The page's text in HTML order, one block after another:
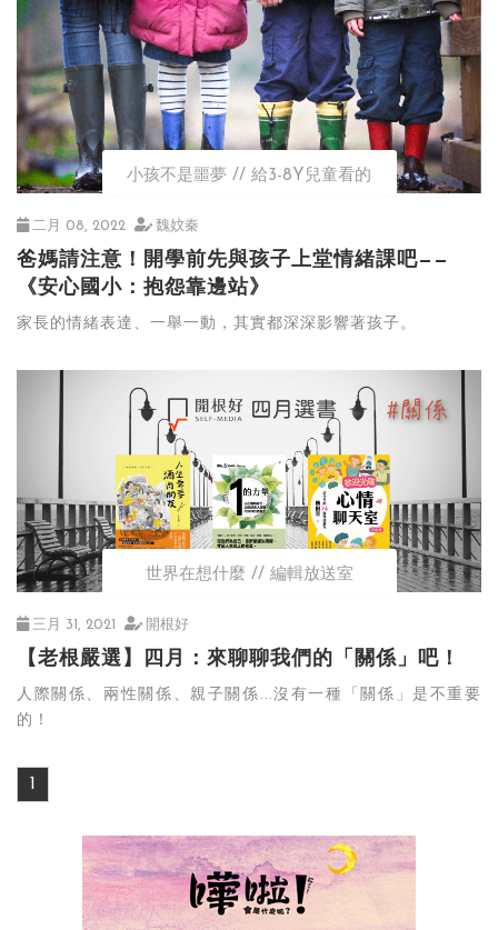
小孩不是噩夢 給3-8Y兒童看的
二月 08, 2022 魏妏秦
爸媽請注意！開學前先與孩子上堂情緒課吧——
《安心國小：抱怨靠邊站》
家長的情緒表達、一舉一動，其實都深深影響著孩子。
世界在想什麼 編輯放送室
三月 31, 2021 開根好
【老根嚴選】四月：來聊聊我們的「關係」吧！
人際關係、兩性關係、親子關係...沒有一種「關係」是不重要
的！
1